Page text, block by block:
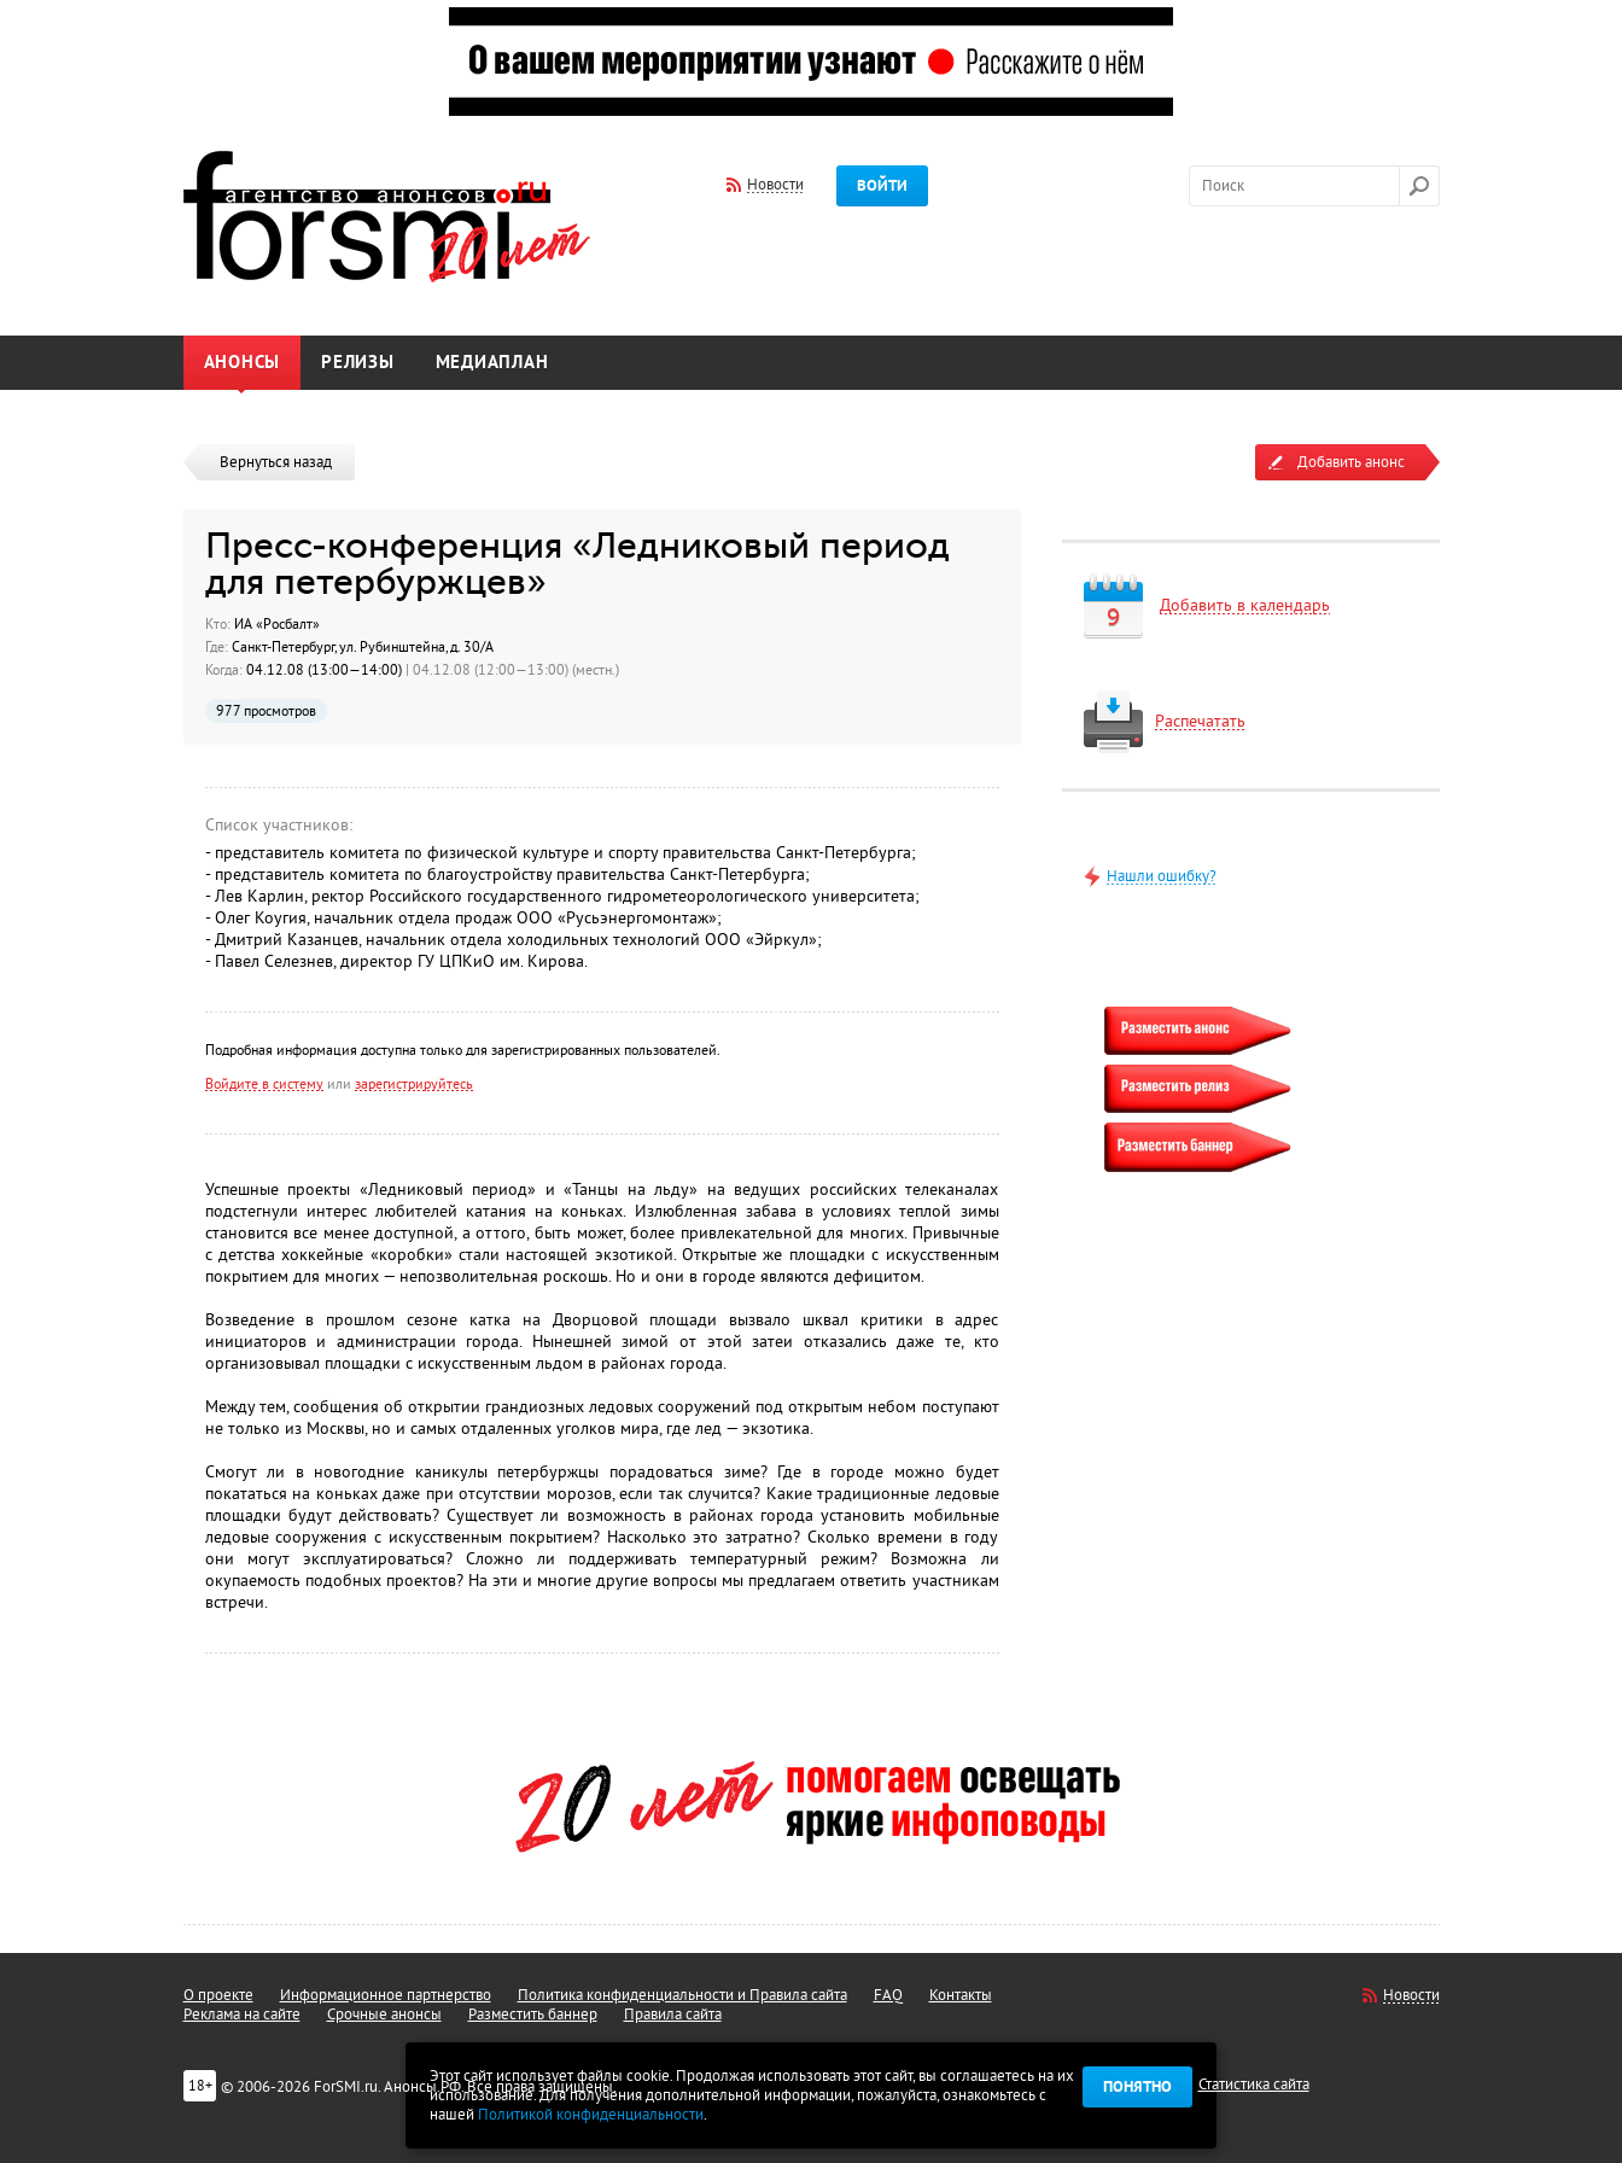
Новости ВОЙТИ
АНОНСЫ РЕЛИЗЫ МЕДИАПЛАН
Вернуться назад
Пресс-конференция «Ледниковый период
для петербуржцев»
Кто:ИА «Росбалт»
Где:Санкт-Петербург, ул. Рубинштейна, д. 30/А
Когда:04.12.08 (13:00—14:00) | 04.12.08 (12:00—13:00) (местн.)
977 просмотров
Список участников:
- представитель комитета по физической культуре и спорту правительства Санкт-Петербурга;
- представитель комитета по благоустройству правительства Санкт-Петербурга;
- Лев Карлин, ректор Российского государственного гидрометеорологического университета;
- Олег Коугия, начальник отдела продаж ООО «Русьэнергомонтаж»;
- Дмитрий Казанцев, начальник отдела холодильных технологий ООО «Эйркул»;
- Павел Селезнев, директор ГУ ЦПКиО им. Кирова.
Подробная информация доступна только для зарегистрированных пользователей.
Войдите в системуили зарегистрируйтесь
Успешные проекты «Ледниковый период» и «Танцы на льду» на ведущих российских телеканалах
подстегнули интерес любителей катания на коньках. Излюбленная забава в условиях теплой зимы
становится все менее доступной, а оттого, быть может, более привлекательной для многих. Привычные
с детства хоккейные «коробки» стали настоящей экзотикой. Открытые же площадки с искусственным
покрытием для многих — непозволительная роскошь. Но и они в городе являются дефицитом.
Возведение в прошлом сезоне катка на Дворцовой площади вызвало шквал критики в адрес
инициаторов и администрации города. Нынешней зимой от этой затеи отказались даже те, кто
организовывал площадки с искусственным льдом в районах города.
Между тем, сообщения об открытии грандиозных ледовых сооружений под открытым небом поступают
не только из Москвы, но и самых отдаленных уголков мира, где лед — экзотика.
Смогут ли в новогодние каникулы петербуржцы порадоваться зиме? Где в городе можно будет
покататься на коньках даже при отсутствии морозов, если так случится? Какие традиционные ледовые
площадки будут действовать? Существует ли возможность в районах города установить мобильные
ледовые сооружения с искусственным покрытием? Насколько это затратно? Сколько времени в году
они могут эксплуатироваться? Сложно ли поддерживать температурный режим? Возможна ли
окупаемость подобных проектов? На эти и многие другие вопросы мы предлагаем ответить участникам
встречи.
Добавить анонс
9 Добавить в календарь
Распечатать
Нашли ошибку?
Этот сайт использует файлы cookie. Продолжая использовать этот сайт, вы соглашаетесь на их
использование. Для получения дополнительной информации, пожалуйста, ознакомьтесь с
нашей Политикой конфиденциальности.
ПОНЯТНО
О проекте Информационное партнерство Политика конфиденциальности и Правила сайта FAQ
Контакты
Реклама на сайте
Срочные анонсы Разместить баннер Правила сайта
18+ © 2006-2026 ForSMI.ru. Анонсы.РФ. Все права защищены.
Новости
Статистика сайта